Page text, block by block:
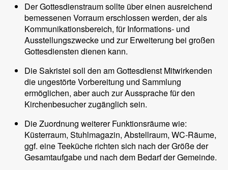
Der Gottesdienstraum sollte über einen ausreichend
bemessenen Vorraum erschlossen werden, der als
Kommunikationsbereich, für Informations- und
Ausstellungszwecke und zur Erweiterung bei großen
Gottesdiensten dienen kann.
Die Sakristei soll den am Gottesdienst Mitwirkenden
die ungestörte Vorbereitung und Sammlung
ermöglichen, aber auch zur Aussprache für den
Kirchenbesucher zugänglich sein.
Die Zuordnung weiterer Funktionsräume wie:
Küsterraum, Stuhlmagazin, Abstellraum, WC-Räume,
ggf. eine Teeküche richten sich nach der Größe der
Gesamtaufgabe und nach dem Bedarf der Gemeinde.